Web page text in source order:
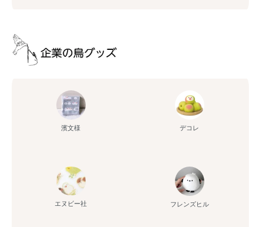
濱文様 デコレ
エヌビー社 フレンズヒル